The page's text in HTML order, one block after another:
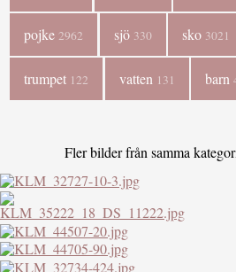
pojke 2962 sjö 330 sko 3021
trumpet 122 vatten 131 barn
Fler bilder från samma